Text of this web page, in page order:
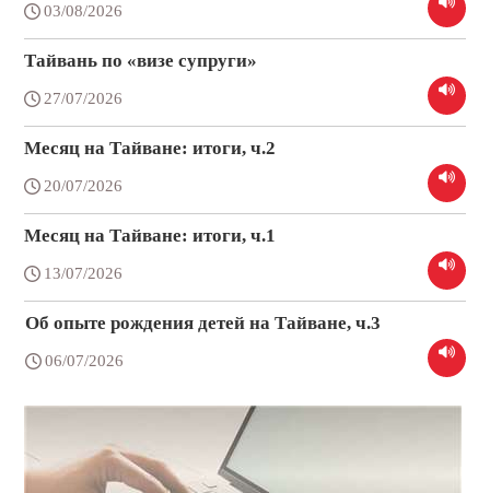
03/08/2026
Тайвань по «визе супруги»
27/07/2026
Месяц на Тайване: итоги, ч.2
20/07/2026
Месяц на Тайване: итоги, ч.1
13/07/2026
Об опыте рождения детей на Тайване, ч.3
06/07/2026